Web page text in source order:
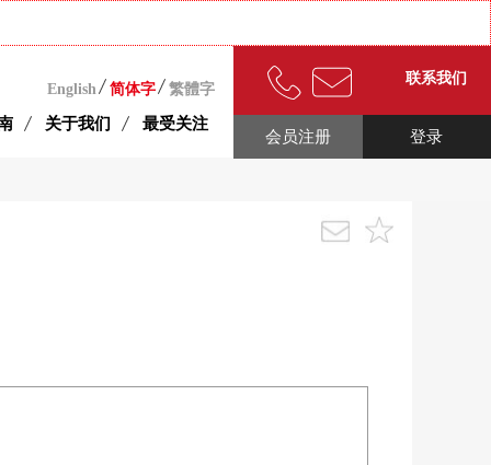
English 简体字 繁體字
关于我们 最受关注
联系我们
登录
会员注册